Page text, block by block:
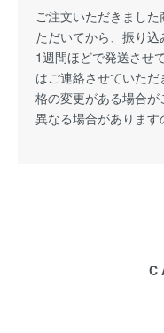
ご注文いただきまし
ただいてから、振り
1週間ほどで発送させ
はご連絡させていた
格の変更がある場合
異なる場合があります